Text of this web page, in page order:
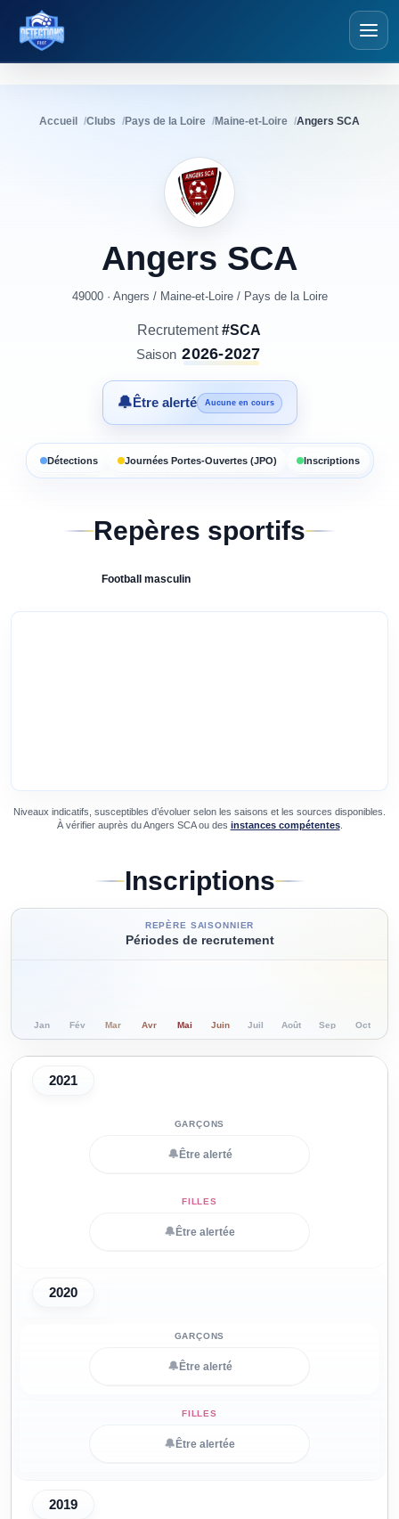
Détections Foot
Accueil Clubs Pays de la Loire Maine-et-Loire Angers SCA
Angers SCA
49000 · Angers / Maine-et-Loire/ Pays de la Loire
Recrutement#SCA
Saison 2026-2027
🔔Être alerté Aucune en cours
Détections Journées Portes-Ouvertes (JPO) Inscriptions
Repères sportifs
Football masculin
Niveaux indicatifs, susceptibles d’évoluer selon les saisons et les sources disponibles.
À vérifier auprès duAngers SCAou des instances compétentes.
Inscriptions
REPÈRE SAISONNIER
Périodes de recrutement
Jan Fév Mar Avr Mai Juin Juil Août Sep Oct
2021
🔔 Être alerté
🔔 Être alertée
2020
🔔 Être alerté
🔔 Être alertée
2019